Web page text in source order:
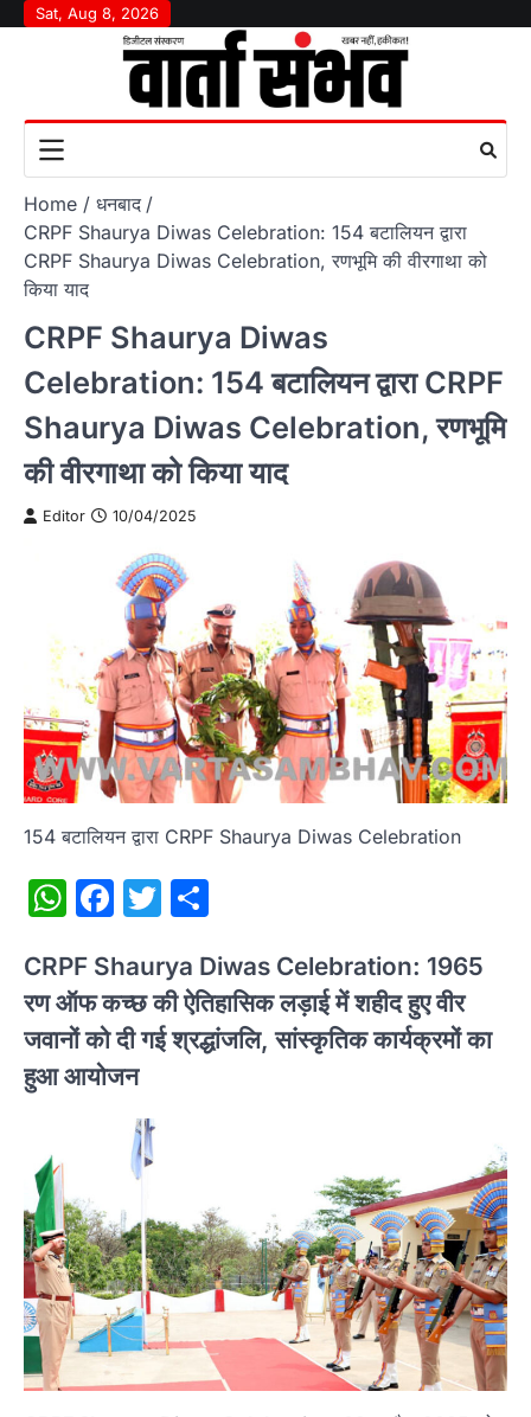
SkipSat, Aug 8, 2026
Home
धनबाद
CRPF Shaurya Diwas Celebration: 154 बटालियन द्वारा
CRPF Shaurya Diwas Celebration, रणभूमि की वीरगाथा को
किया याद
CRPF Shaurya Diwas
Celebration: 154 बटालियन द्वारा CRPF
Shaurya Diwas Celebration, रणभूमि
की वीरगाथा को किया याद
Editor 10/04/2025
154 बटालियन द्वारा CRPF Shaurya Diwas Celebration
WhatsApp
Facebook
Twitter
CRPF Shaurya Diwas Celebration: 1965
रण ऑफ कच्छ की ऐतिहासिक लड़ाई में शहीद हुए वीर
जवानों को दी गई श्रद्धांजलि, सांस्कृतिक कार्यक्रमों का
हुआ आयोजन